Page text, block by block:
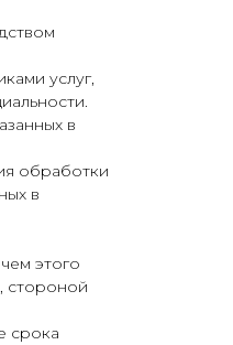
услуг,
в
обработки
в
этого
стороной
срока